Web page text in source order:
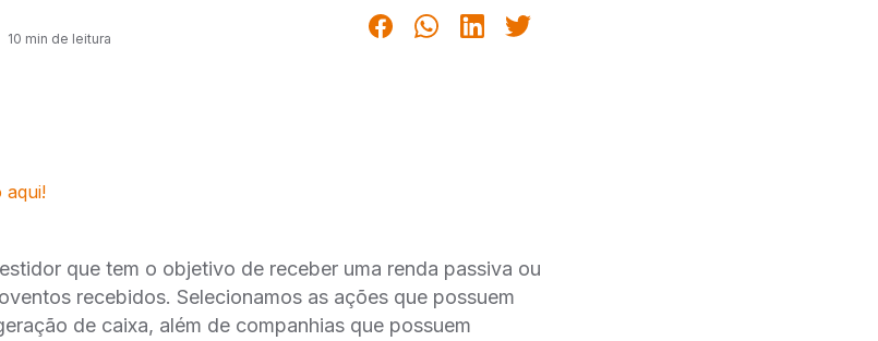
10 min de leitura
aqui!
que tem o objetivo de receber uma renda passiva ou
recebidos. Selecionamos as ações que possuem
de caixa, além de companhias que possuem